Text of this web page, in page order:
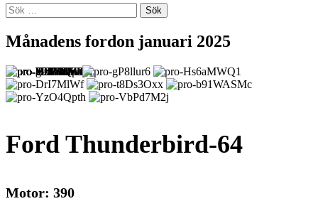
Sök
efter:
Månadens fordon januari 2025
Ford Thunderbird-64
Motor: 390